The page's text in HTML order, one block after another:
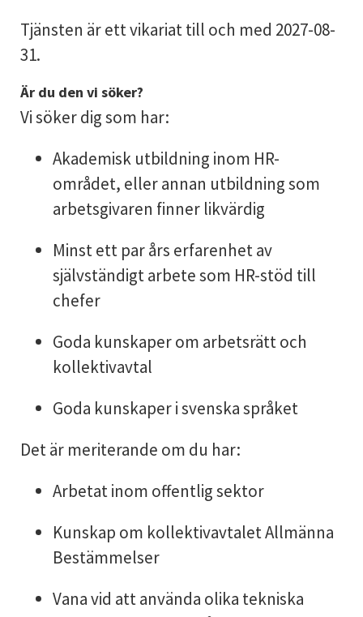
Tjänsten är ett vikariat till och med 2027-08-
31.
Är du den vi söker?
Vi söker dig som har:
Akademisk utbildning inom HR-
området, eller annan utbildning som
arbetsgivaren finner likvärdig
Minst ett par års erfarenhet av
självständigt arbete som HR-stöd till
chefer
Goda kunskaper om arbetsrätt och
kollektivavtal
Goda kunskaper i svenska språket
Det är meriterande om du har:
Arbetat inom offentlig sektor
Kunskap om kollektivavtalet Allmänna
Bestämmelser
Vana vid att använda olika tekniska